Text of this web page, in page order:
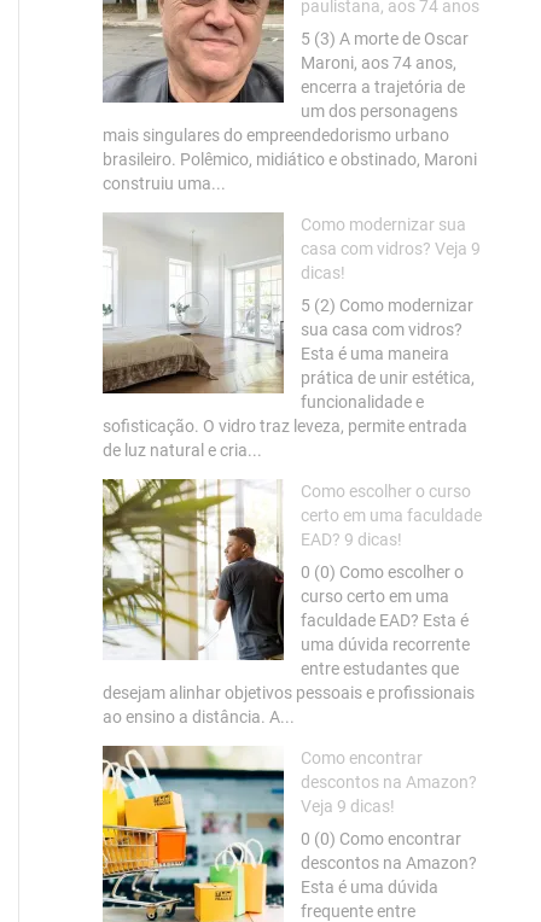
paulistana, aos 74 anos
5 (3) A morte de Oscar
Maroni, aos 74 anos,
encerra a trajetória de
um dos personagens
mais singulares do empreendedorismo urbano
brasileiro. Polêmico, midiático e obstinado, Maroni
construiu uma...
Como modernizar sua
casa com vidros? Veja 9
dicas!
5 (2) Como modernizar
sua casa com vidros?
Esta é uma maneira
prática de unir estética,
funcionalidade e
sofisticação. O vidro traz leveza, permite entrada
de luz natural e cria...
Como escolher o curso
certo em uma faculdade
EAD? 9 dicas!
0 (0) Como escolher o
curso certo em uma
faculdade EAD? Esta é
uma dúvida recorrente
entre estudantes que
desejam alinhar objetivos pessoais e profissionais
ao ensino a distância. A...
Como encontrar
descontos na Amazon?
Veja 9 dicas!
0 (0) Como encontrar
descontos na Amazon?
Esta é uma dúvida
frequente entre